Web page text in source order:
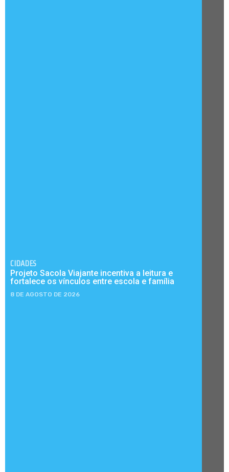
CIDADES
Projeto Sacola Viajante incentiva a leitura e
fortalece os vínculos entre escola e família
8 DE AGOSTO DE 2026